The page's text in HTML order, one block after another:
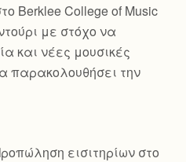
Berklee College of Music
με στόχο να
και νέες μουσικές
παρακολουθήσει την
εισιτηρίων στο